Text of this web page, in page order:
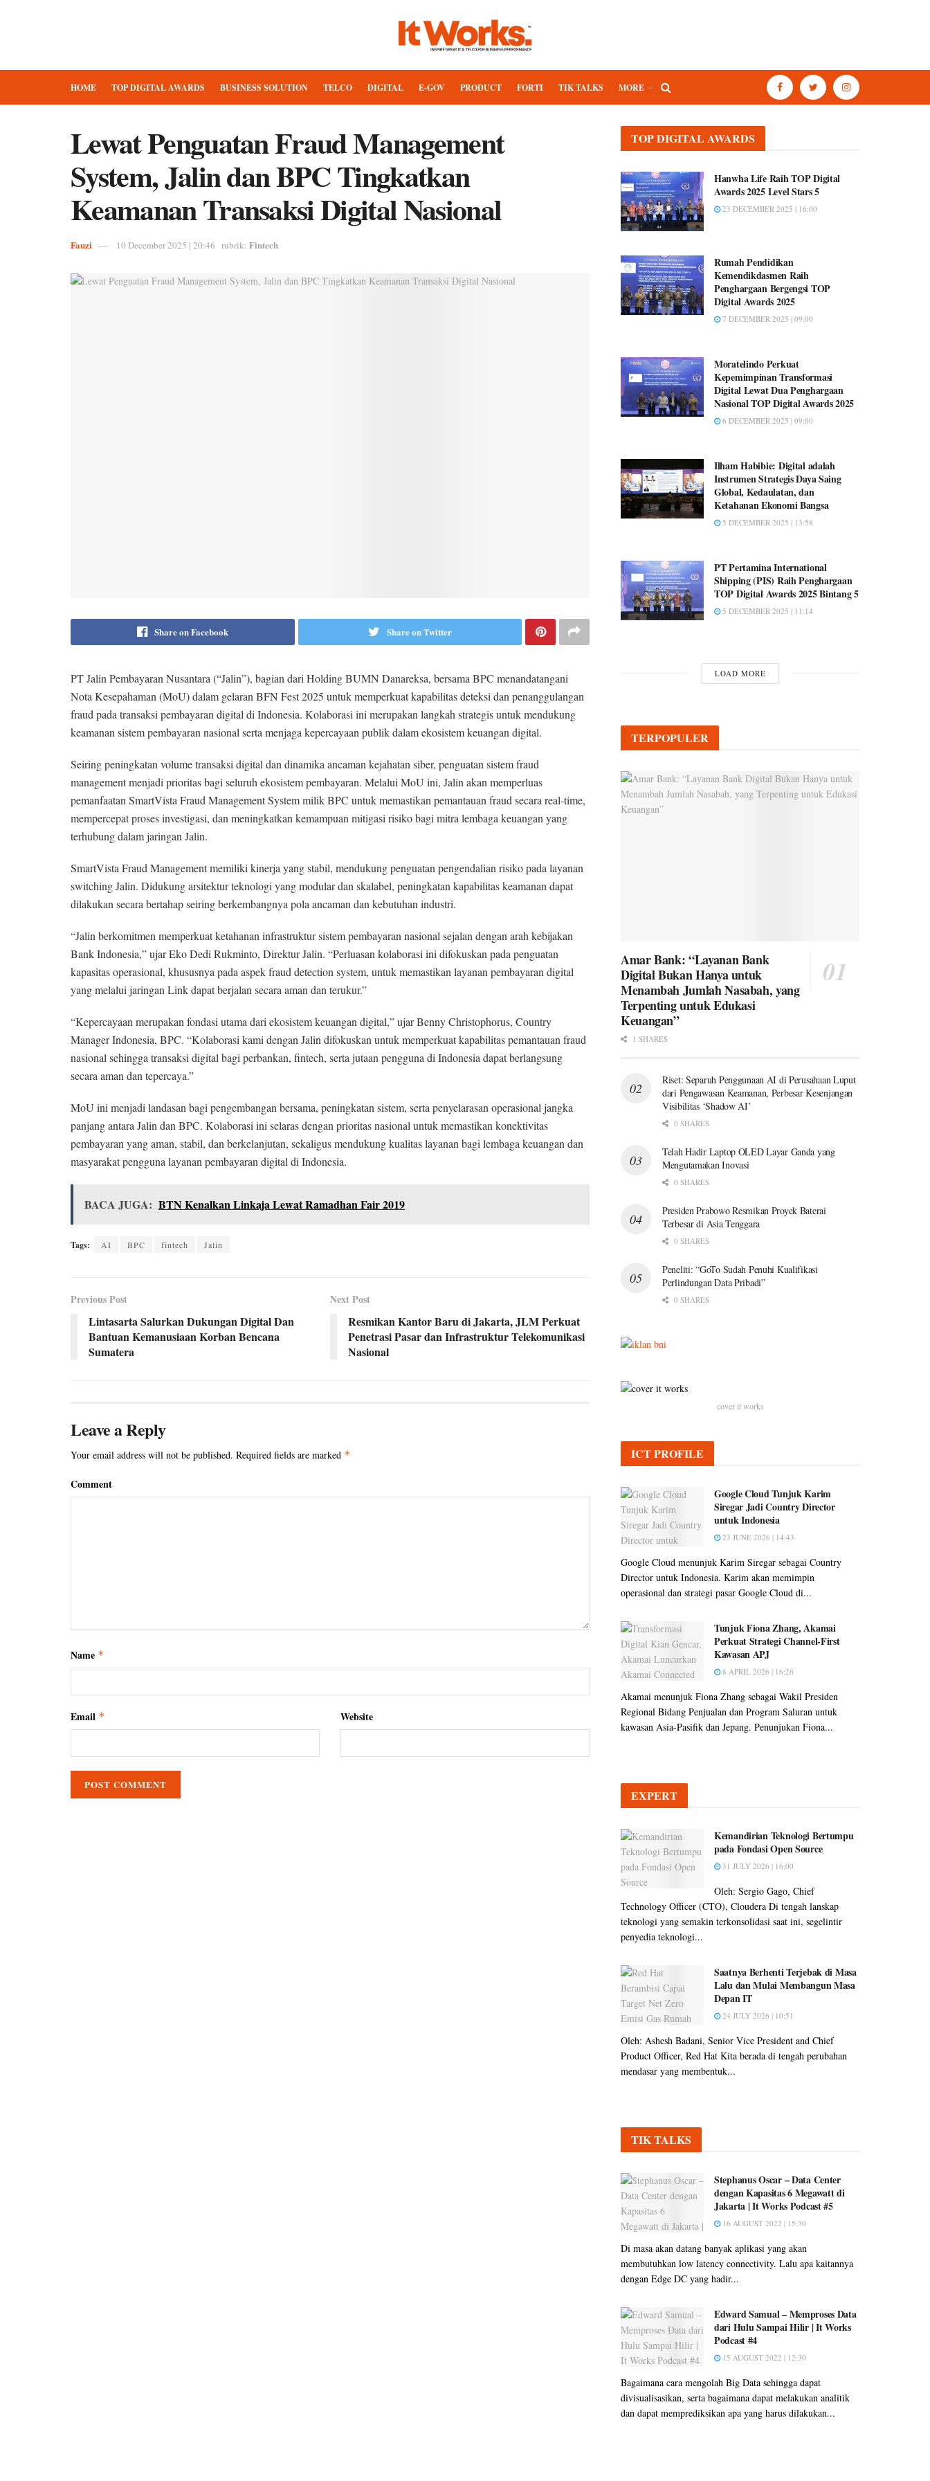
HOME TOP DIGITAL AWARDS BUSINESS SOLUTION TELCO DIGITAL E-GOV PRODUCT FORTI TIK TALKS MORE
Lewat Penguatan Fraud Management
System, Jalin dan BPC Tingkatkan
Keamanan Transaksi Digital Nasional
Fauzi 10 December 2025 | 20:46 rubrik: Fintech
Share on Facebook Share on Twitter
PT Jalin Pembayaran Nusantara (“Jalin”), bagian dari Holding BUMN Danareksa, bersama BPC menandatangani
Nota Kesepahaman (MoU) dalam gelaran BFN Fest 2025 untuk memperkuat kapabilitas deteksi dan penanggulangan
fraud pada transaksi pembayaran digital di Indonesia. Kolaborasi ini merupakan langkah strategis untuk mendukung
keamanan sistem pembayaran nasional serta menjaga kepercayaan publik dalam ekosistem keuangan digital.
Seiring peningkatan volume transaksi digital dan dinamika ancaman kejahatan siber, penguatan sistem fraud
management menjadi prioritas bagi seluruh ekosistem pembayaran. Melalui MoU ini, Jalin akan memperluas
pemanfaatan SmartVista Fraud Management System milik BPC untuk memastikan pemantauan fraud secara real-time,
mempercepat proses investigasi, dan meningkatkan kemampuan mitigasi risiko bagi mitra lembaga keuangan yang
terhubung dalam jaringan Jalin.
SmartVista Fraud Management memiliki kinerja yang stabil, mendukung penguatan pengendalian risiko pada layanan
switching Jalin. Didukung arsitektur teknologi yang modular dan skalabel, peningkatan kapabilitas keamanan dapat
dilakukan secara bertahap seiring berkembangnya pola ancaman dan kebutuhan industri.
“Jalin berkomitmen memperkuat ketahanan infrastruktur sistem pembayaran nasional sejalan dengan arah kebijakan
Bank Indonesia,” ujar Eko Dedi Rukminto, Direktur Jalin. “Perluasan kolaborasi ini difokuskan pada penguatan
kapasitas operasional, khususnya pada aspek fraud detection system, untuk memastikan layanan pembayaran digital
yang melalui jaringan Link dapat berjalan secara aman dan terukur.”
“Kepercayaan merupakan fondasi utama dari ekosistem keuangan digital,” ujar Benny Christophorus, Country
Manager Indonesia, BPC. “Kolaborasi kami dengan Jalin difokuskan untuk memperkuat kapabilitas pemantauan fraud
nasional sehingga transaksi digital bagi perbankan, fintech, serta jutaan pengguna di Indonesia dapat berlangsung
secara aman dan tepercaya.”
MoU ini menjadi landasan bagi pengembangan bersama, peningkatan sistem, serta penyelarasan operasional jangka
panjang antara Jalin dan BPC. Kolaborasi ini selaras dengan prioritas nasional untuk memastikan konektivitas
pembayaran yang aman, stabil, dan berkelanjutan, sekaligus mendukung kualitas layanan bagi lembaga keuangan dan
masyarakat pengguna layanan pembayaran digital di Indonesia.
BACA JUGA: BTN Kenalkan Linkaja Lewat Ramadhan Fair 2019
Tags: AI BPC fintech Jalin
Previous Post
Lintasarta Salurkan Dukungan Digital Dan
Bantuan Kemanusiaan Korban Bencana
Sumatera
Next Post
Resmikan Kantor Baru di Jakarta, JLM Perkuat
Penetrasi Pasar dan Infrastruktur Telekomunikasi
Nasional
Leave a Reply
Your email address will not be published. Required fields are marked *
Comment
Name *
Email * Website
TOP DIGITAL AWARDS
Hanwha Life Raih TOP Digital
Awards 2025 Level Stars 5
23 DECEMBER 2025 | 16:00
Rumah Pendidikan
Kemendikdasmen Raih
Penghargaan Bergengsi TOP
Digital Awards 2025
7 DECEMBER 2025 | 09:00
Moratelindo Perkuat
Kepemimpinan Transformasi
Digital Lewat Dua Penghargaan
Nasional TOP Digital Awards 2025
6 DECEMBER 2025 | 09:00
Ilham Habibie: Digital adalah
Instrumen Strategis Daya Saing
Global, Kedaulatan, dan
Ketahanan Ekonomi Bangsa
5 DECEMBER 2025 | 13:58
PT Pertamina International
Shipping (PIS) Raih Penghargaan
TOP Digital Awards 2025 Bintang 5
5 DECEMBER 2025 | 11:14
LOAD MORE
TERPOPULER
Amar Bank: “Layanan Bank
Digital Bukan Hanya untuk
Menambah Jumlah Nasabah, yang
Terpenting untuk Edukasi
Keuangan”
1 SHARES
Riset: Separuh Penggunaan AI di Perusahaan Luput
dari Pengawasan Keamanan, Perbesar Kesenjangan
Visibilitas ‘Shadow AI’
0 SHARES
Telah Hadir Laptop OLED Layar Ganda yang
Mengutamakan Inovasi
0 SHARES
Presiden Prabowo Resmikan Proyek Baterai
Terbesar di Asia Tenggara
0 SHARES
Peneliti: “GoTo Sudah Penuhi Kualifikasi
Perlindungan Data Pribadi”
0 SHARES
cover it works
ICT PROFILE
Google Cloud Tunjuk Karim
Siregar Jadi Country Director
untuk Indonesia
23 JUNE 2026 | 14:43
Google Cloud menunjuk Karim Siregar sebagai Country
Director untuk Indonesia. Karim akan memimpin
operasional dan strategi pasar Google Cloud di...
Tunjuk Fiona Zhang, Akamai
Perkuat Strategi Channel-First
Kawasan APJ
8 APRIL 2026 | 16:26
Akamai menunjuk Fiona Zhang sebagai Wakil Presiden
Regional Bidang Penjualan dan Program Saluran untuk
kawasan Asia-Pasifik dan Jepang. Penunjukan Fiona...
EXPERT
Kemandirian Teknologi Bertumpu
pada Fondasi Open Source
31 JULY 2026 | 16:00
Oleh: Sergio Gago, Chief
Technology Officer (CTO), Cloudera Di tengah lanskap
teknologi yang semakin terkonsolidasi saat ini, segelintir
penyedia teknologi...
Saatnya Berhenti Terjebak di Masa
Lalu dan Mulai Membangun Masa
Depan IT
24 JULY 2026 | 10:51
Oleh: Ashesh Badani, Senior Vice President and Chief
Product Officer, Red Hat Kita berada di tengah perubahan
mendasar yang membentuk...
TIK TALKS
Stephanus Oscar – Data Center
dengan Kapasitas 6 Megawatt di
Jakarta | It Works Podcast #5
16 AUGUST 2022 | 15:30
Di masa akan datang banyak aplikasi yang akan
membutuhkan low latency connectivity. Lalu apa kaitannya
dengan Edge DC yang hadir...
Edward Samual – Memproses Data
dari Hulu Sampai Hilir | It Works
Podcast #4
15 AUGUST 2022 | 12:30
Bagaimana cara mengolah Big Data sehingga dapat
divisualisasikan, serta bagaimana dapat melakukan analitik
dan dapat memprediksikan apa yang harus dilakukan...